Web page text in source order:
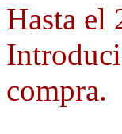
Hasta el
compra.